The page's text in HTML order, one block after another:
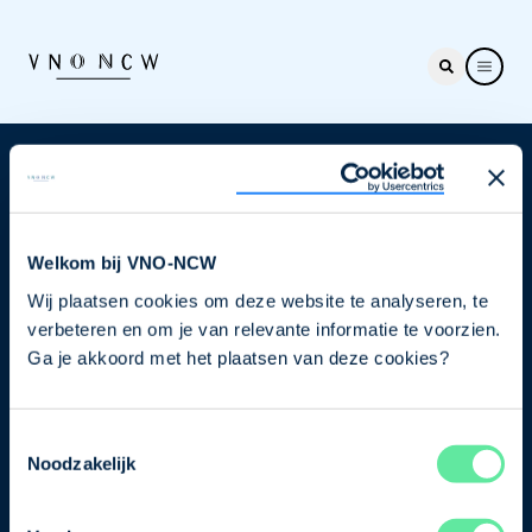
Welkom bij VNO-NCW
Wij plaatsen cookies om deze website te analyseren, te
verbeteren en om je van relevante informatie te voorzien.
Ga je akkoord met het plaatsen van deze cookies?
Noodzakelijk
Nieuwsbrief
je nu in voor de VNO-NCW nieuwsbrief.
Schrijf je in
Direct naar
Ons verhaal